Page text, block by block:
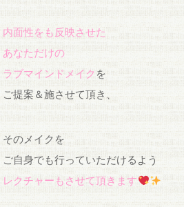
内面性をも反映させた
あなただけの
ラブマインドメイク を
ご提案＆施させて頂き、
そのメイクを
ご自身でも行っていただけるよう
レクチャーもさせて頂きます